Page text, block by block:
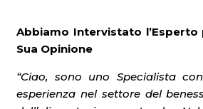
Abbiamo Intervistato l’Esperto
Sua Opinione
“Ciao, sono uno Specialista
esperienza nel settore del